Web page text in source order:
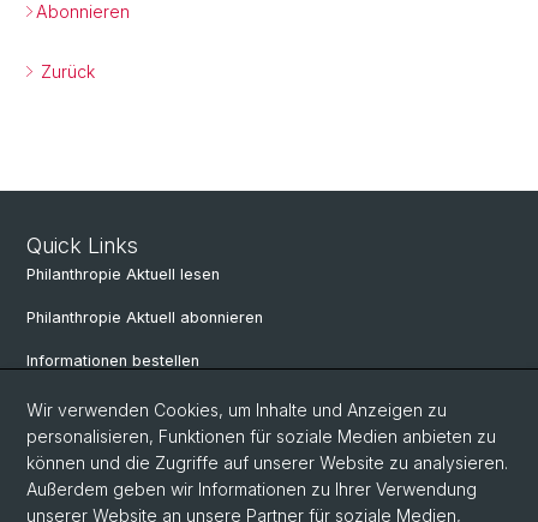
Abonnieren
Zurück
Quick Links
Philanthropie Aktuell lesen
Philanthropie Aktuell abonnieren
Informationen bestellen
Weiterbildungskalender
Anmelden für Weiterbildung
Wir verwenden Cookies, um Inhalte und Anzeigen zu
personalisieren, Funktionen für soziale Medien anbieten zu
können und die Zugriffe auf unserer Website zu analysieren.
Außerdem geben wir Informationen zu Ihrer Verwendung
unserer Website an unsere Partner für soziale Medien,